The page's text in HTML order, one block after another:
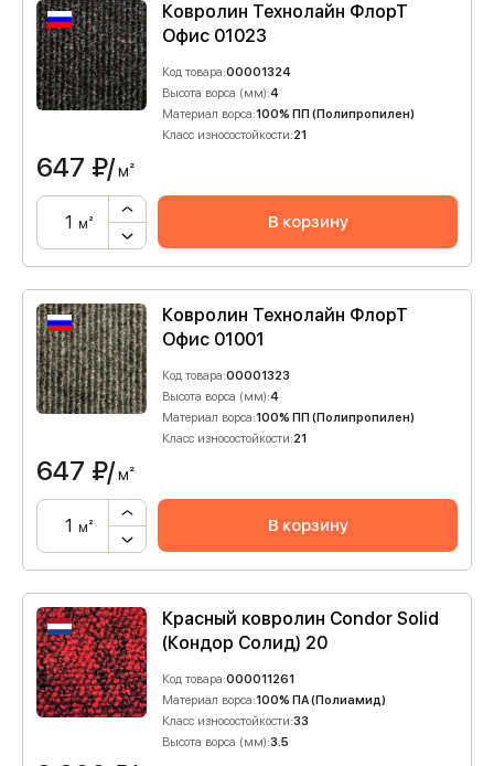
Ковролин Технолайн ФлорТ
Офис 01023
Код товара:00001324
Высота ворса (мм):4
Материал ворса:100% ПП (Полипропилен)
Класс износостойкости:21
647 ₽/м²
м² В корзину
Ковролин Технолайн ФлорТ
Офис 01001
Код товара:00001323
Высота ворса (мм):4
Материал ворса:100% ПП (Полипропилен)
Класс износостойкости:21
647 ₽/м²
м² В корзину
Красный ковролин Condor Solid
(Кондор Солид) 20
Код товара:000011261
Материал ворса:100% ПА (Полиамид)
Класс износостойкости:33
Высота ворса (мм):3.5